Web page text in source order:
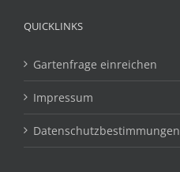
QUICKLINKS
Gartenfrage einreichen
Impressum
Datenschutzbestimmungen